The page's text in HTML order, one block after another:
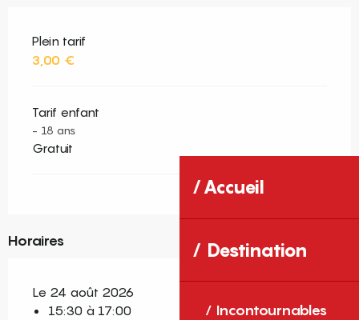
Accueil
Destination
Incontournables
Plein tarif
3,00 €
Tarif enfant
- 18 ans
Gratuit
Horaires
Le 24 août 2026
15:30 à 17:00